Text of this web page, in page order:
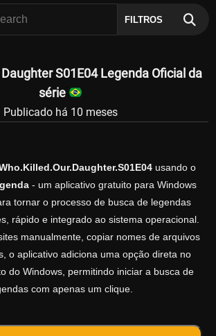
FILTROS
S01E04 Legenda Oficial da
série
Publicado há 10 meses
usando o
- um aplicativo gratuito para Windows
tornar o processo de busca de legendas
rápido e integrado ao sistema operacional.
manualmente, copiar nomes de arquivos
o aplicativo adiciona uma opção direta no
do Windows, permitindo iniciar a busca de
com apenas um clique.